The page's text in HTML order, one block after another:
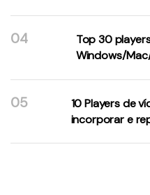
04
Top 30
Windows/
05
10 Players de
incorporar e